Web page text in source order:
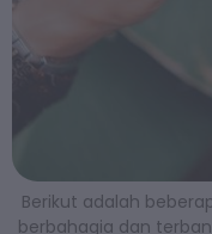
Berikut adalah
berbahagia dan